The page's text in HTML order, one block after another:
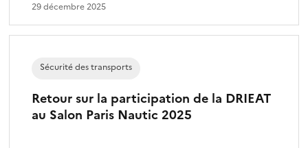
29 décembre 2025
Retour sur la participation de la DRIEAT
au Salon Paris Nautic 2025
Sécurité des transports